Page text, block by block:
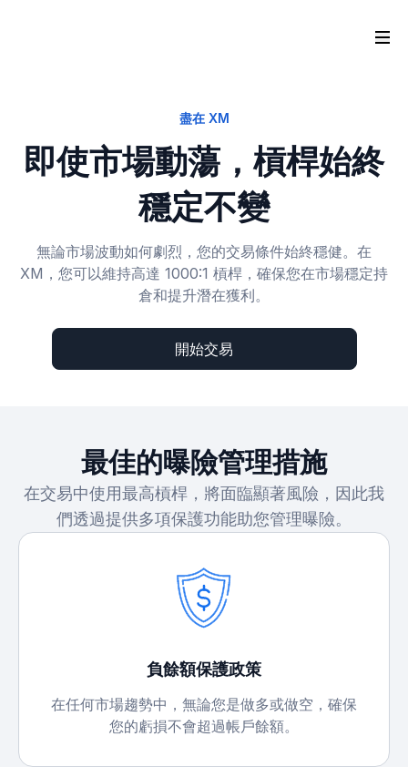
盡在 XM
即使市場動蕩，槓桿始終
穩定不變
無論市場波動如何劇烈，您的交易條件始終穩健。在
XM，您可以維持高達 1000:1 槓桿，確保您在市場穩定持
倉和提升潛在獲利。
開始交易
最佳的曝險管理措施
在交易中使用最高槓桿，將面臨顯著風險，因此我
們透過提供多項保護功能助您管理曝險。
負餘額保護政策
在任何市場趨勢中，無論您是做多或做空，確保
您的虧損不會超過帳戶餘額。